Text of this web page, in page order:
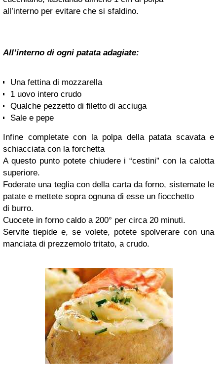
all’interno per evitare che si sfaldino.
All’interno di ogni patata adagiate:
Una fettina di mozzarella
1 uovo intero crudo
Qualche pezzetto di filetto di acciuga
Sale e pepe
Infine completate con la polpa della patata scavata e
schiacciata con la forchetta
A questo punto potete chiudere i “cestini” con la calotta
superiore.
Foderate una teglia con della carta da forno, sistemate le
patate e mettete sopra ognuna di esse un fiocchetto
di burro.
Cuocete in forno caldo a 200° per circa 20 minuti.
Servite tiepide e, se volete, potete spolverare con una
manciata di prezzemolo tritato, a crudo.